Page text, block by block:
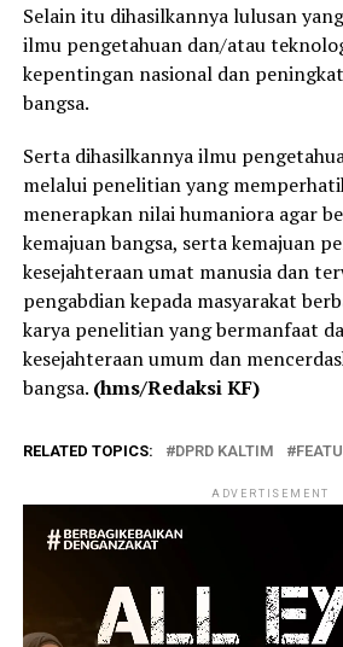
Selain itu dihasilkannya lulusan
ilmu pengetahuan dan/atau
kepentingan nasional dan
bangsa.
Serta dihasilkannya ilmu
melalui penelitian yang
menerapkan nilai humaniora agar
kemajuan bangsa, serta kemajuan
kesejahteraan umat manusia dan
pengabdian kepada masyarakat
karya penelitian yang bermanfaat
kesejahteraan umum dan
bangsa. (hms/Redaksi KF)
RELATED TOPICS: DPRD KALTIM
ADVERTISEMENT